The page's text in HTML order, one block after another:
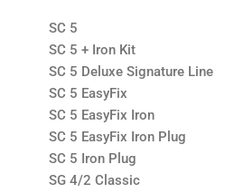
SC 5
SC 5 + Iron Kit
SC 5 Deluxe Signature Line
SC 5 EasyFix
SC 5 EasyFix Iron
SC 5 EasyFix Iron Plug
SC 5 Iron Plug
SG 4/2 Classic